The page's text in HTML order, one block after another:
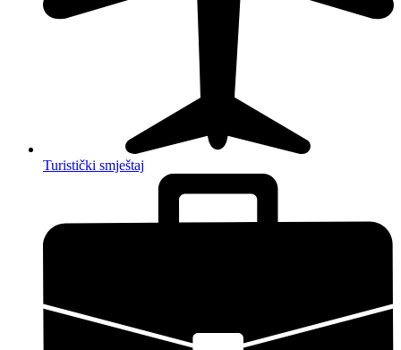
Turistički smještaj